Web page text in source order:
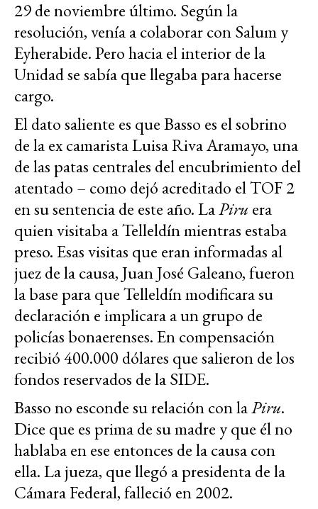
29 de noviembre último. Según la
resolución, venía a colaborar con Salum y
Eyherabide. Pero hacia el interior de la
Unidad se sabía que llegaba para hacerse
cargo.
El dato saliente es que Basso es el sobrino
de la ex camarista Luisa Riva Aramayo, una
de las patas centrales del encubrimiento del
atentado – como dejó acreditado el TOF 2
en su sentencia de este año. LaPiru era
quien visitaba a Telleldín mientras estaba
preso. Esas visitas que eran informadas al
juez de la causa, Juan José Galeano, fueron
la base para que Telleldín modificara su
declaración e implicara a un grupo de
policías bonaerenses. En compensación
recibió 400.000 dólares que salieron de los
fondos reservados de la SIDE.
Basso no esconde su relación con laPiru.
Dice que es prima de su madre y que él no
hablaba en ese entonces de la causa con
ella. La jueza, que llegó a presidenta de la
Cámara Federal, falleció en 2002.